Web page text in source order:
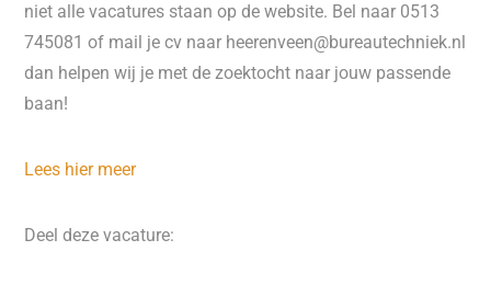
niet alle vacatures staan op de website. Bel naar 0513
745081 of mail je cv naar heerenveen@bureautechniek.nl
dan helpen wij je met de zoektocht naar jouw passende
baan!
Lees hier meer
Deel deze vacature: